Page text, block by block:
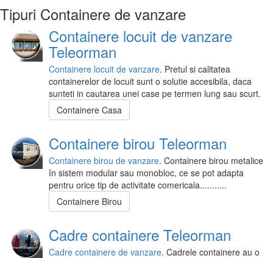
Tipuri Containere de vanzare
Containere locuit de vanzare
Teleorman
Containere locuit de vanzare. Pretul si calitatea
containerelor de locuit sunt o solutie accesibila, daca
sunteti in cautarea unei case pe termen lung sau scurt.
Containere Casa
Containere birou Teleorman
Containere birou de vanzare. Containere birou metalice
în sistem modular sau monobloc, ce se pot adapta
pentru orice tip de activitate comericala...........
Containere Birou
Cadre containere Teleorman
Cadre containere de vanzare. Cadrele containere au o